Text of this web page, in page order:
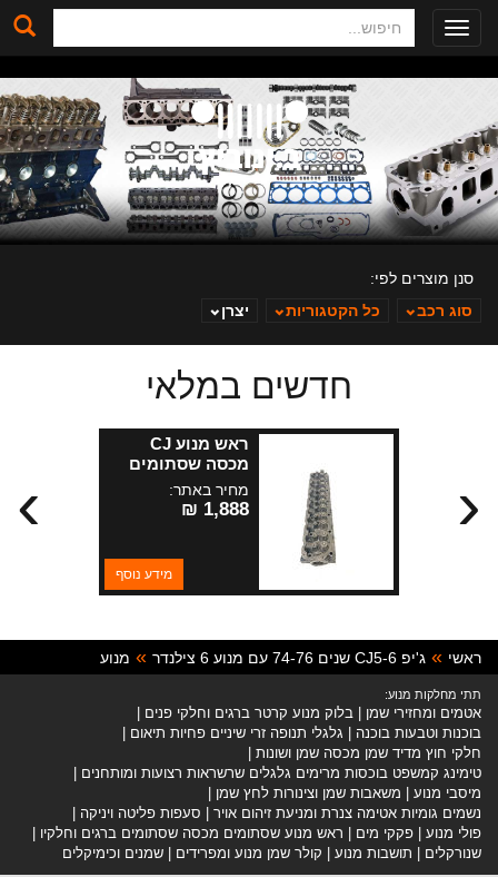
Toggle
navigation
ב. ינוביץ
סנן מוצרים לפי:
סוג רכב
כל הקטגוריות יצרן
חדשים במלאי
ראש מנוע CJ
מכסה שסתומים
פח
מחיר באתר:
1,888 ₪
מידע נוסף
› ‹
ראשי ג'יפ CJ5-6 שנים 74-76 עם מנוע 6 צילנדר מנוע
תתי מחלקות מנוע:
אטמים ומחזירי שמן
בלוק מנוע קרטר ברגים וחלקי פנים
בוכנות וטבעות בוכנה
גלגלי תנופה זרי שיניים פחיות תיאום
חלקי חוץ מדיד שמן מכסה שמן ושונות
טימינג קמשפט בוכסות מרימים גלגלים שרשראות רצועות ומותחנים
מיסבי מנוע
משאבות שמן וצינורות לחץ שמן
נשמים גומיות אטימה צנרת ומניעת זיהום אויר
סעפות פליטה ויניקה
פולי מנוע
פקקי מים
ראש מנוע שסתומים מכסה שסתומים ברגים וחלקיו
שנורקלים
תושבות מנוע קולר שמן מנוע ומפרידים שמנים וכימיקלים